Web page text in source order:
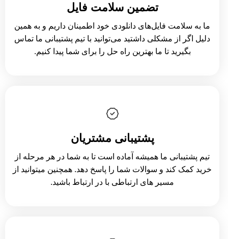
تضمین سلامت فایل
ما به سلامت فایل‌های دانلودی خود اطمینان داریم و به همین
دلیل اگر از مشکلی داشتید می‌توانید با تیم پشتیبانی ما تماس
بگیرید تا ما بهترین راه حل را برای شما پیدا کنیم.
پشتیبانی مشتریان
تیم پشتیبانی ما همیشه آماده است تا به شما در هر مرحله از
خرید کمک کند و سوالات شما را پاسخ دهد. همچنین میتوانید از
مسیر های ارتباطی با در ارتباط باشید.